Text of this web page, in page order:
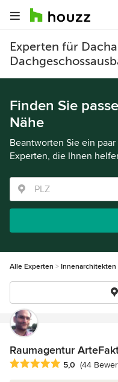
Experten für
Finden Sie
Nähe
Beantworten Sie ein
Experten, die Ihnen
Alle Experten Innenarchitekten
Raumagentur
Durchschnittliche
5,0 (44